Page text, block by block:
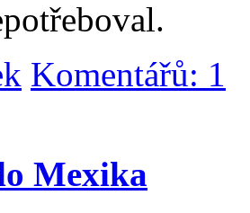
Komentářů: 1
Mexika